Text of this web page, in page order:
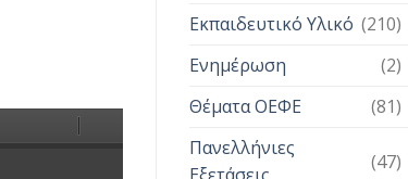
Εκπαιδευτικό Υλικό (210)
Ενημέρωση
(2)
Θέματα ΟΕΦΕ
(81)
Πανελλήνιες
(47)